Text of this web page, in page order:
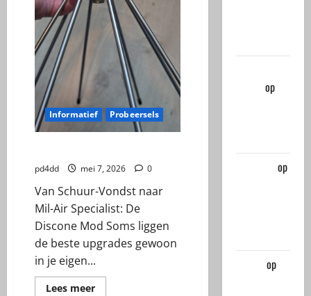
Informatief Probeersels
pd4dd mei 7, 2026 0
Van Schuur-Vondst naar
Mil-Air Specialist: De
Discone Mod Soms liggen
de beste upgrades gewoon
in je eigen...
Lees meerLees
op
op
op